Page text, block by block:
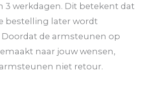
3 werkdagen. Dit betekent dat
bestelling later wordt
Doordat de armsteunen op
naar jouw wensen,
niet retour.